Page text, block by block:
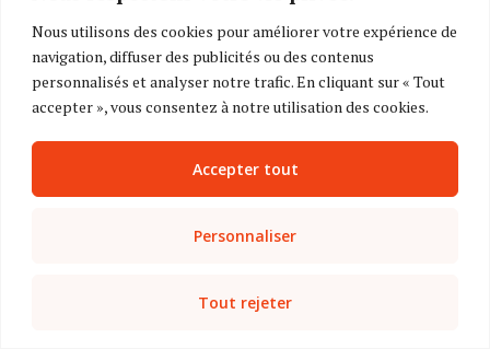
Nous utilisons des cookies pour améliorer votre expérience de
navigation, diffuser des publicités ou des contenus
personnalisés et analyser notre trafic. En cliquant sur « Tout
accepter », vous consentez à notre utilisation des cookies.
Personnaliser
Tout rejeter
Accepter tout
Mot de passe oublié ?
Vous n’avez pas de compte ? Inscrivez-vous